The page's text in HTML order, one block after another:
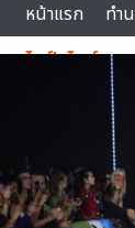
หน้าแรก
ทำ
ไลฟ์สไตล์